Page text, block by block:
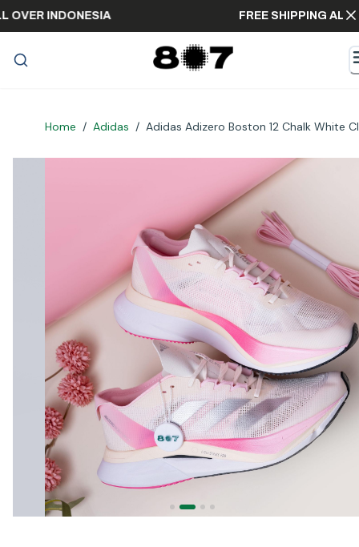
ALL OVER INDONESIA FREE SHIPPING
Home / Adidas / Adidas Adizero Boston 12 Chalk White